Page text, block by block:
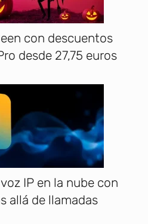
con descuentos
desde 27,75 euros
IP en la nube con
allá de llamadas